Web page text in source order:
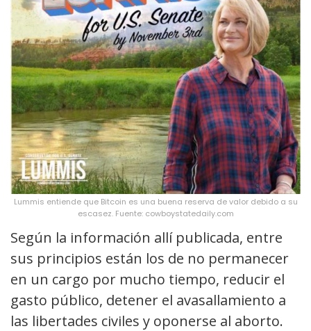
Lummis entiende que Bitcoin es una buena reserva de valor debido a su
escasez. Fuente: cowboystatedaily.com
Según la información allí publicada, entre
sus principios están los de no permanecer
en un cargo por mucho tiempo, reducir el
gasto público, detener el avasallamiento a
las libertades civiles y oponerse al aborto.